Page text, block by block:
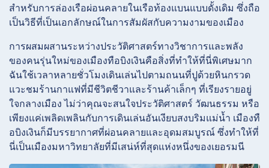
สำหรับการล่องเรือผ่อนคลายในเรือท้องแบนแบบดั้งเดิม ซึ่งถือ
เป็นวิธีที่เป็นเอกลักษณ์ในการสัมผัสกับความงามของเมือง
การผสมผสานระหว่างประวัติศาสตร์ทางวิชาการและพลัง
ของคนรุ่นใหม่ของเมืองทือบิงเงินคือสิ่งที่ทำให้ที่นี่พิเศษมาก
ฉันใช้เวลาหลายชั่วโมงเดินเล่นไปตามถนนที่ปูด้วยหินกรวด
แวะชมร้านกาแฟที่มีชีวิตชีวาและร้านค้าเล็กๆ ที่เรียงรายอยู่
ใจกลางเมือง ไม่ว่าคุณจะสนใจประวัติศาสตร์ วัฒนธรรม หรือ
เพียงแค่เพลิดเพลินกับการเดินเล่นอันเงียบสงบริมแม่น้ำ เมืองทื
อบิงเงินก็มีบรรยากาศที่ผ่อนคลายและอุดมสมบูรณ์ ซึ่งทำให้ที่
นี่เป็นเมืองมหาวิทยาลัยที่มีเสน่ห์ที่สุดแห่งหนึ่งของเยอรมนี